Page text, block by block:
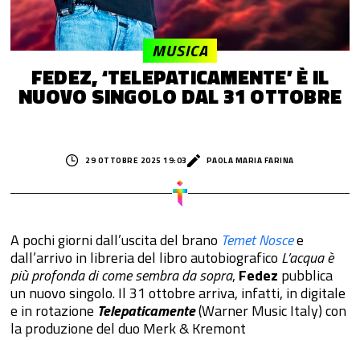
FEDEZ, ‘TELEPATICAMENTE’ È IL
NUOVO SINGOLO DAL 31 OTTOBRE
MUSICA
29 OTTOBRE 2025 19:03 PAOLA MARIA FARINA
A pochi giorni dall’uscita del brano Temet Noscee
dall’arrivo in libreria del libro autobiografico L’acqua è
più profonda di come sembra da sopra, Fedez pubblica
un nuovo singolo. Il 31 ottobre arriva, infatti, in digitale
e in rotazione Telepaticamente(Warner Music Italy) con
la produzione del duo Merk & Kremont